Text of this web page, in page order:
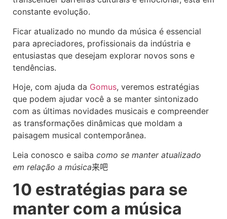
constante evolução.
Ficar atualizado no mundo da música é essencial
para apreciadores, profissionais da indústria e
entusiastas que desejam explorar novos sons e
tendências.
Hoje, com ajuda da Gomus, veremos estratégias
que podem ajudar você a se manter sintonizado
com as últimas novidades musicais e compreender
as transformações dinâmicas que moldam a
paisagem musical contemporânea.
Leia conosco e saiba como se manter atualizado
em relação a música来吧
10 estratégias para se
manter com a música